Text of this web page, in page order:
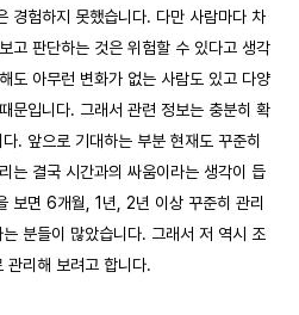
경험하지 못했습니다. 다만 사람마다 차
고 판단하는 것은 위험할 수 있다고 생각
도 아무런 변화가 없는 사람도 있고 다양
문입니다. 그래서 관련 정보는 충분히 확
. 앞으로 기대하는 부분 현재도 꾸준히
는 결국 시간과의 싸움이라는 생각이 듭
보면 6개월, 1년, 2년 이상 꾸준히 관리
분들이 많았습니다. 그래서 저 역시 조
관리해 보려고 합니다.